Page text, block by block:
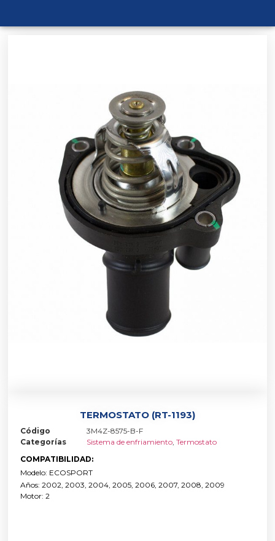
TERMOSTATO (RT-1193)
Código
3M4Z-8575-B-F
Categorías
Sistema de enfriamiento ,Termostato
COMPATIBILIDAD:
Modelo: ECOSPORT
Años: 2002, 2003, 2004, 2005, 2006, 2007, 2008, 2009
Motor: 2